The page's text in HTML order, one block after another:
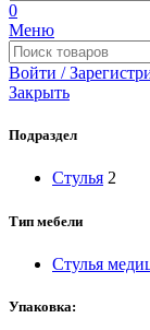
0
Меню
Войти /
Закрыть
Подраздел
Стулья 2
Тип мебели
Стулья
Упаковка: